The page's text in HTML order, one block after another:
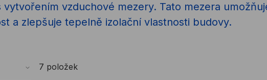
vzduchové mezery. Tato mezera
a zlepšuje tepelně izolační vlastnosti budovy.
7 položek